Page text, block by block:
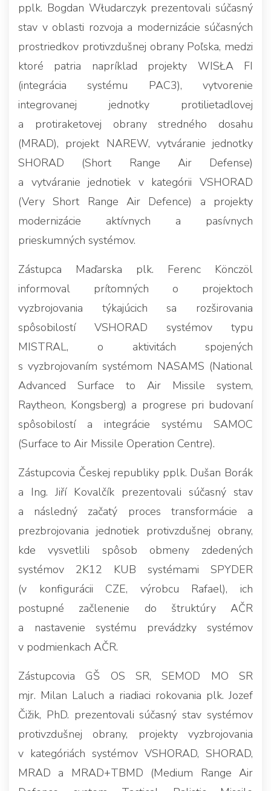
pplk. Bogdan Włudarczyk prezentovali súčasný
stav v oblasti rozvoja a modernizácie súčasných
prostriedkov protivzdušnej obrany Poľska, medzi
ktoré patria napríklad projekty WISŁA FI
(integrácia systému PAC3), vytvorenie
integrovanej jednotky protilietadlovej
a protiraketovej obrany stredného dosahu
(MRAD), projekt NAREW, vytváranie jednotky
SHORAD (Short Range Air Defense)
a vytváranie jednotiek v kategórii VSHORAD
(Very Short Range Air Defence) a projekty
modernizácie aktívnych a pasívnych
prieskumných systémov.
Zástupca Maďarska plk. Ferenc Könczöl
informoval prítomných o projektoch
vyzbrojovania týkajúcich sa rozširovania
spôsobilostí VSHORAD systémov typu
MISTRAL, o aktivitách spojených
s vyzbrojovaním systémom NASAMS (National
Advanced Surface to Air Missile system,
Raytheon, Kongsberg) a progrese pri budovaní
spôsobilostí a integrácie systému SAMOC
(Surface to Air Missile Operation Centre).
Zástupcovia Českej republiky pplk. Dušan Borák
a Ing. Jiří Kovalčík prezentovali súčasný stav
a následný začatý proces transformácie a
prezbrojovania jednotiek protivzdušnej obrany,
kde vysvetlili spôsob obmeny zdedených
systémov 2K12 KUB systémami SPYDER
(v konfigurácii CZE, výrobcu Rafael), ich
postupné začlenenie do štruktúry AČR
a nastavenie systému prevádzky systémov
v podmienkach AČR.
Zástupcovia GŠ OS SR, SEMOD MO SR
mjr. Milan Laluch a riadiaci rokovania plk. Jozef
Čižik, PhD. prezentovali súčasný stav systémov
protivzdušnej obrany, projekty vyzbrojovania
v kategóriách systémov VSHORAD, SHORAD,
MRAD a MRAD+TBMD (Medium Range Air